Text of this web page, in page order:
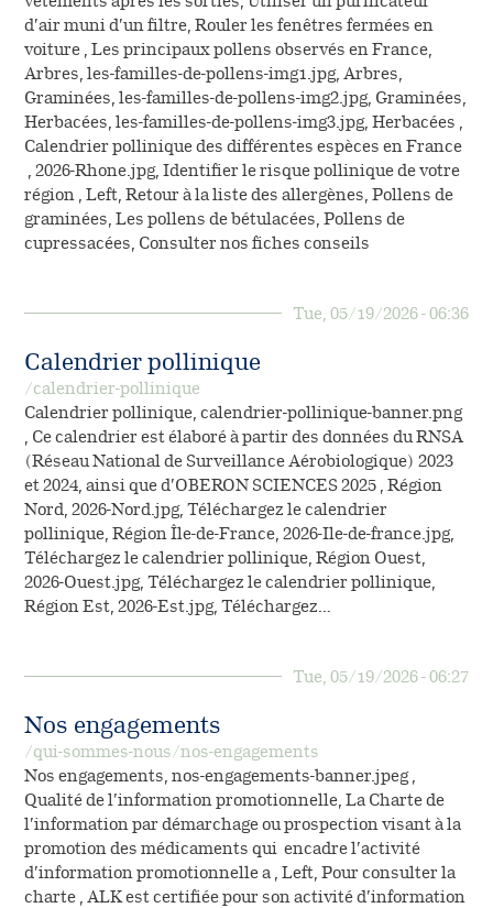
d’air muni d’un filtre, Rouler les fenêtres fermées en
voiture , Les principaux pollens observés en France,
Arbres, les-familles-de-pollens-img1.jpg, Arbres,
Graminées, les-familles-de-pollens-img2.jpg, Graminées,
Herbacées, les-familles-de-pollens-img3.jpg, Herbacées ,
Calendrier pollinique des différentes espèces en France
, 2026-Rhone.jpg, Identifier le risque pollinique de votre
région , Left, Retour à la liste des allergènes, Pollens de
graminées, Les pollens de bétulacées, Pollens de
cupressacées, Consulter nos fiches conseils
Tue, 05/19/2026 - 06:36
Calendrier pollinique
/calendrier-pollinique
Calendrier pollinique, calendrier-pollinique-banner.png
, Ce calendrier est élaboré à partir des données du RNSA
(Réseau National de Surveillance Aérobiologique) 2023
et 2024, ainsi que d’OBERON SCIENCES 2025 , Région
Nord, 2026-Nord.jpg, Téléchargez le calendrier
pollinique, Région Île-de-France, 2026-Ile-de-france.jpg,
Téléchargez le calendrier pollinique, Région Ouest,
2026-Ouest.jpg, Téléchargez le calendrier pollinique,
Région Est, 2026-Est.jpg, Téléchargez…
Tue, 05/19/2026 - 06:27
Nos engagements
/qui-sommes-nous/nos-engagements
Nos engagements, nos-engagements-banner.jpeg ,
Qualité de l’information promotionnelle, La Charte de
l’information par démarchage ou prospection visant à la
promotion des médicaments qui encadre l’activité
d’information promotionnelle a , Left, Pour consulter la
charte , ALK est certifiée pour son activité d’information